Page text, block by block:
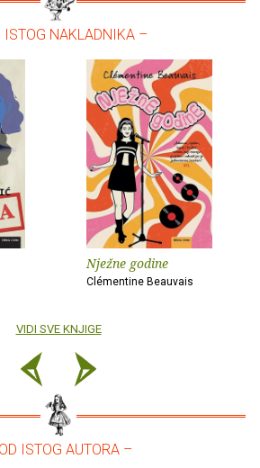
ISTOG NAKLADNIKA –
Nježne godine
Clémentine Beauvais
VIDI SVE KNJIGE
ISTOG AUTORA –